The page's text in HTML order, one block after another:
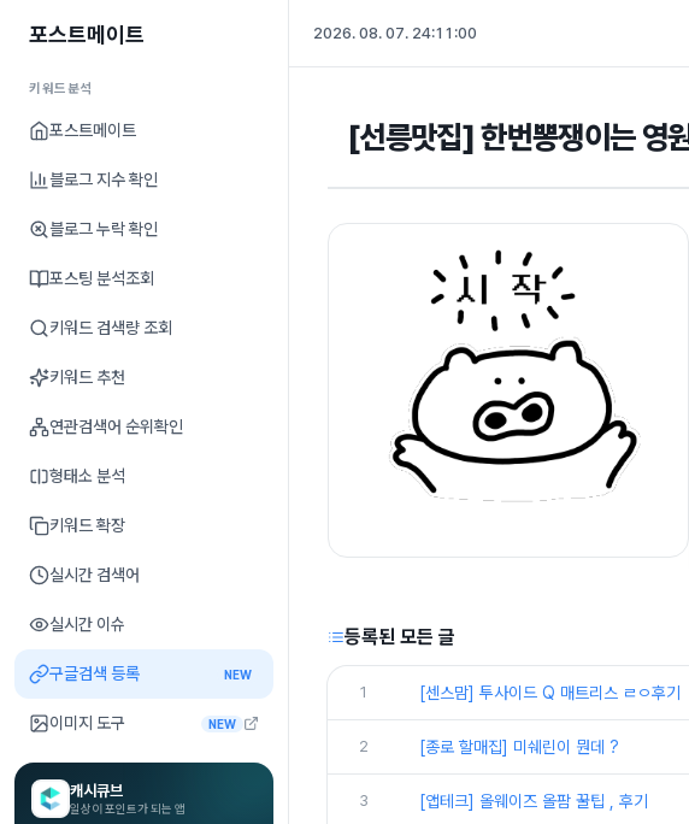
포스트메이트
키워드분석
포스트메이트
블로그 지수 확인
블로그 누락 확인
포스팅 분석조회
키워드 검색량 조회
키워드 추천
연관검색어 순위확인
형태소 분석
키워드 확장
실시간 검색어
실시간 이슈
구글검색 등록 NEW
이미지 도구 NEW
캐시큐브
일상이 포인트가 되는 앱
2026. 08. 07. 24:11:01
[선릉맛집] 한번뽕쟁이는
등록된 모든 글
1 [센스맘] 투사이드 Q 매트리스 ㄹㅇ후기
2 [종로 할매집] 미쉐린이 뭔데 ?
3 [앱테크] 올웨이즈 올팜 꿀팁 , 후기